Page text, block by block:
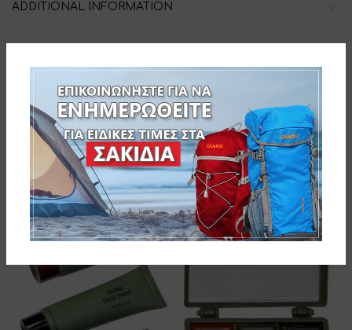
ADDITIONAL INFORMATION
SKU: 102-1146
Related products